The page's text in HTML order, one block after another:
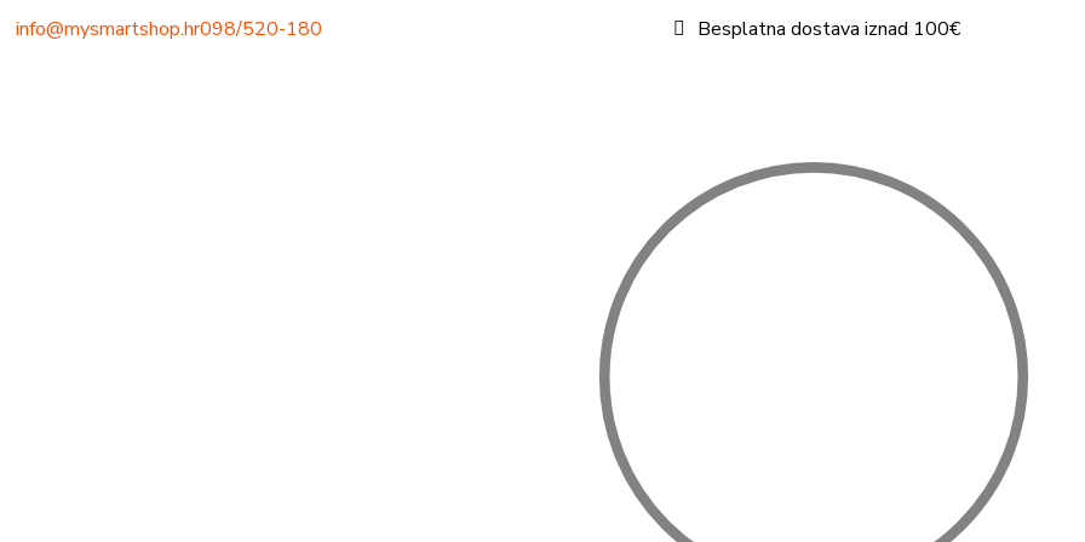
info@mysmartshop.hr098/520-180 Besplatna dostava iznad 100€